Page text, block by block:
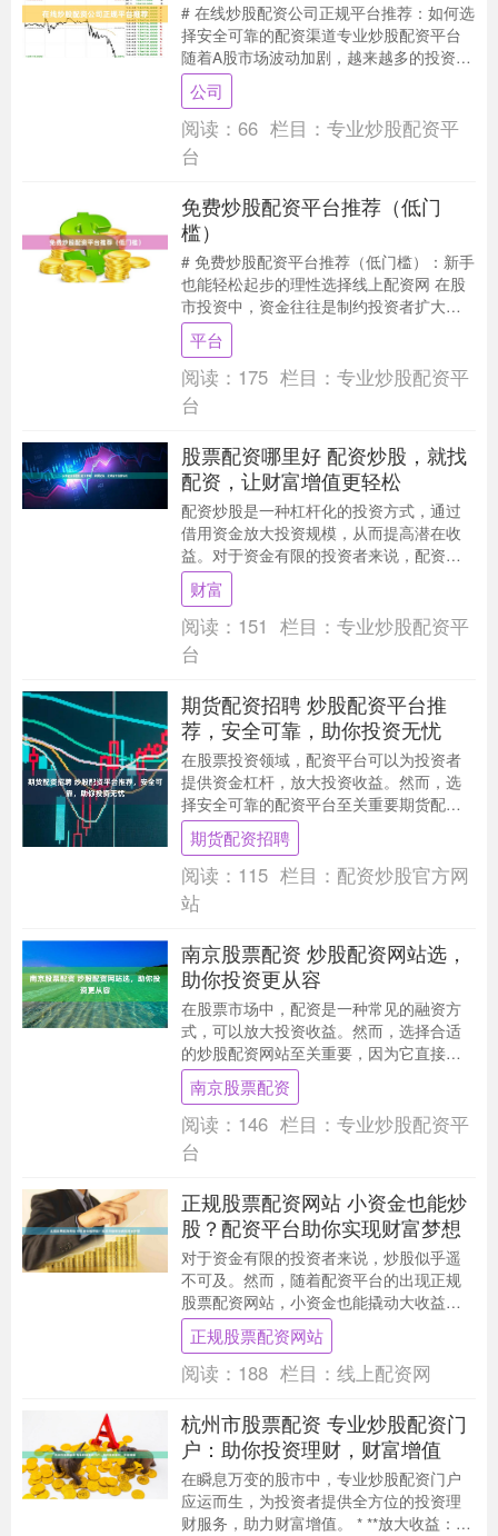
# 在线炒股配资公司正规平台推荐：如何选
择安全可靠的配资渠道专业炒股配资平台
随着A股市场波动加剧，越来越多的投资者
开始关注股票配资这一杠杆工具。然而，
配资市场....
公司
阅读： 66 栏目： 专业炒股配资平
台
免费炒股配资平台推荐（低门
槛）
# 免费炒股配资平台推荐（低门槛）：新手
也能轻松起步的理性选择线上配资网 在股
市投资中，资金往往是制约投资者扩大收
益的关键因素之一。对于资金量较小、又
希望把握市....
平台
阅读： 175 栏目： 专业炒股配资平
台
股票配资哪里好 配资炒股，就找
配资，让财富增值更轻松
配资炒股是一种杠杆化的投资方式，通过
借用资金放大投资规模，从而提高潜在收
益。对于资金有限的投资者来说，配资炒
股提供了快速增值财富的机会。 股票配资
交易的最大吸引....
财富
阅读： 151 栏目： 专业炒股配资平
台
期货配资招聘 炒股配资平台推
荐，安全可靠，助你投资无忧
在股票投资领域，配资平台可以为投资者
提供资金杠杆，放大投资收益。然而，选
择安全可靠的配资平台至关重要期货配资
招聘，以保障资金安全和投资收益。 股票
配资的优势在于....
期货配资招聘
阅读： 115 栏目： 配资炒股官方网
站
南京股票配资 炒股配资网站选，
助你投资更从容
在股票市场中，配资是一种常见的融资方
式，可以放大投资收益。然而，选择合适
的炒股配资网站至关重要，因为它直接影
响到投资者的资金安全和收益率。 1. 杠杆
效应：股票....
南京股票配资
阅读： 146 栏目： 专业炒股配资平
台
正规股票配资网站 小资金也能炒
股？配资平台助你实现财富梦想
对于资金有限的投资者来说，炒股似乎遥
不可及。然而，随着配资平台的出现正规
股票配资网站，小资金也能撬动大收益，
实现财富梦想。 1. 选择配资平台：选择一
个可靠的、....
正规股票配资网站
阅读： 188 栏目： 线上配资网
杭州市股票配资 专业炒股配资门
户：助你投资理财，财富增值
在瞬息万变的股市中，专业炒股配资门户
应运而生，为投资者提供全方位的投资理
财服务，助力财富增值。 * **放大收益：**